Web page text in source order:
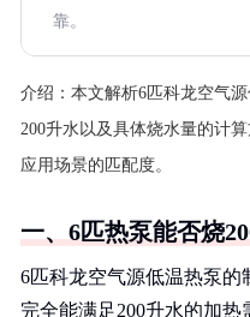
靠。
介绍： 本文解析6匹科龙空气
200升水以及具体烧水量的计
应用场景的匹配度。
一、6匹热泵能否烧
6匹科龙空气源低温热泵的
完全能满足200升水的加